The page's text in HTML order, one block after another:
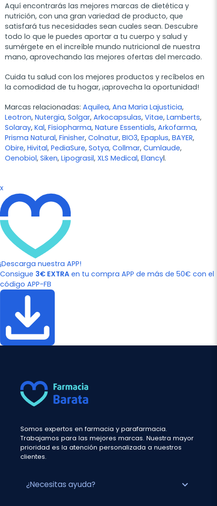
Aquí encontrarás las mejores marcas de dietética y
nutrición, con una gran variedad de producto, que
satisfará tus necesidades sean cuales sean. Descubre
todo lo que le puedes aportar a tu cuerpo y salud y
sumérgete en el increíble mundo nutricional de nuestra
mano, aprovechando las mejores ofertas del mercado.
Cuida tu salud con los mejores productos y recíbelos en
la comodidad de tu hogar, ¡aprovecha la oportunidad!
Marcas relacionadas: Aquilea, Ana Maria Lajusticia,
Leotron, Nutergia, Solgar, Arkocapsulas, Vitae, Lamberts,
Solaray, Kal, Fisiopharma, Nature Essentials, Arkofarma,
Prisma Natural, Finisher, Colnatur, BIO3, Epaplus, BAYER,
Obire, Hivital, PediaSure, Sotya, Collmar, Cumlaude,
Oenobiol, Siken, Lipograsil, XLS Medical, Elancyl.
x
¡Descarga nuestra APP!
Consigue 3€ EXTRA en tu compra APP de más de 50€ con el
código APP-FB
Somos expertos en farmacia y parafarmacia.
Trabajamos para las mejores marcas. Nuestra mayor
prioridad es la atención personalizada a nuestros
clientes.
¿Necesitas ayuda? expand_more